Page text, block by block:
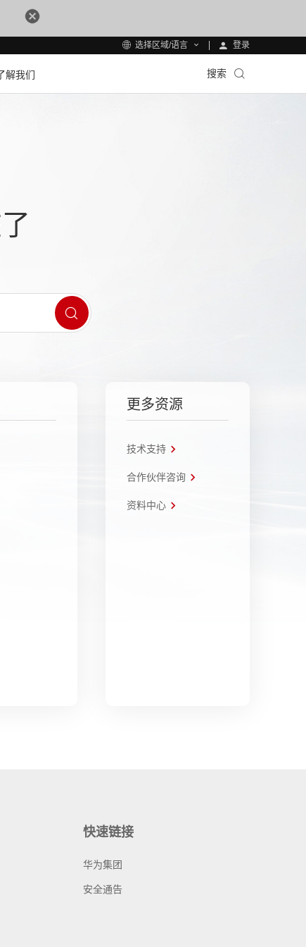
选择区域/语言 登录
解我们 搜索
更多资源
技术支持
合作伙伴咨询
资料中心
快速链接
华为集团
安全通告